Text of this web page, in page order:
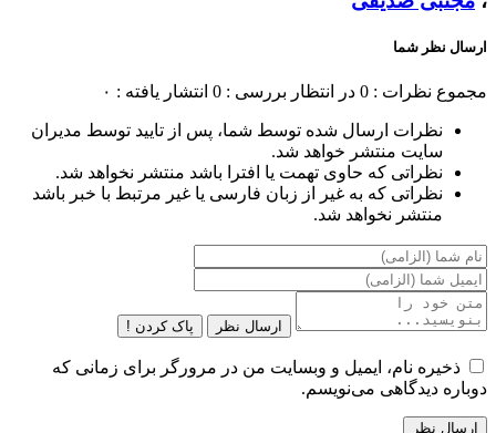
ارسال نظر شما
مجموع نظرات : 0 در انتظار بررسی : 0 انتشار یافته : ۰
نظرات ارسال شده توسط شما، پس از تایید توسط مدیران
سایت منتشر خواهد شد.
نظراتی که حاوی تهمت یا افترا باشد منتشر نخواهد شد.
نظراتی که به غیر از زبان فارسی یا غیر مرتبط با خبر باشد
منتشر نخواهد شد.
ارسال نظر پاک کردن !
ذخیره نام، ایمیل و وبسایت من در مرورگر برای زمانی که
دوباره دیدگاهی می‌نویسم.